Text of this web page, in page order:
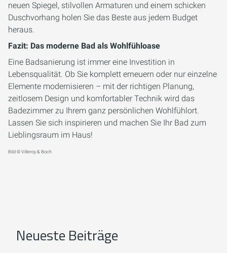
neuen Spiegel, stilvollen Armaturen und einem schicken
Duschvorhang holen Sie das Beste aus jedem Budget
heraus.
Fazit: Das moderne Bad als Wohlfühloase
Eine Badsanierung ist immer eine Investition in
Lebensqualität. Ob Sie komplett erneuern oder nur einzelne
Elemente modernisieren – mit der richtigen Planung,
zeitlosem Design und komfortabler Technik wird das
Badezimmer zu Ihrem ganz persönlichen Wohlfühlort.
Lassen Sie sich inspirieren und machen Sie Ihr Bad zum
Lieblingsraum im Haus!
Bild © Villeroy & Boch
Neueste Beiträge